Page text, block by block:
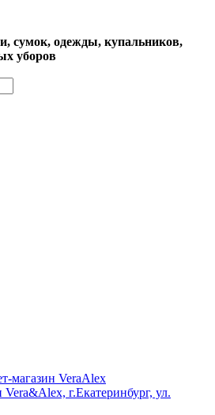
сумок, одежды, купальников,
уборов
магазин VeraAlex
г.Екатеринбург, ул.